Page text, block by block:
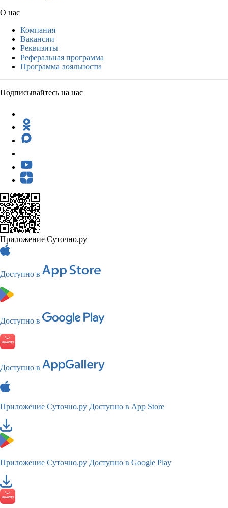
О нас
Компания
Вакансии
Реквизиты
Реферальная программа
Программа лояльности
Подписывайтесь на нас
Приложение Суточно.ру
Доступно в
Доступно в
Доступно в
Приложение Суточно.ру Доступно в App Store
Приложение Суточно.ру Доступно в Google Play